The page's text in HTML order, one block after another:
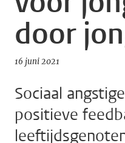
door
16 juni 2021
Sociaal
positieve